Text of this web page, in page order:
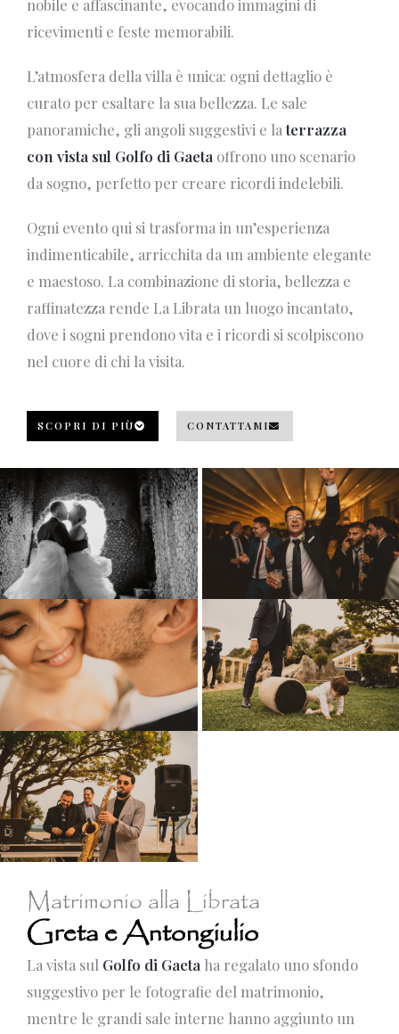
nobile e affascinante, evocando immagini di
ricevimenti e feste memorabili.
L’atmosfera della villa è unica: ogni dettaglio è
curato per esaltare la sua bellezza. Le sale
panoramiche, gli angoli suggestivi e laterrazza
con vista sul Golfo di Gaeta offrono uno scenario
da sogno, perfetto per creare ricordi indelebili.
Ogni evento qui si trasforma in un’esperienza
indimenticabile, arricchita da un ambiente elegante
e maestoso. La combinazione di storia, bellezza e
raffinatezza rende La Librata un luogo incantato,
dove i sogni prendono vita e i ricordi si scolpiscono
nel cuore di chi la visita.
SCOPRI DI PIÙ CONTATTAMI
Matrimonio alla Librata
Greta e Antongiulio
La vista sul Golfo di Gaeta ha regalato uno sfondo
suggestivo per le fotografie del matrimonio,
mentre le grandi sale interne hanno aggiunto un